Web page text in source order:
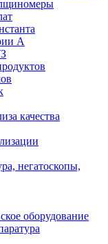
А
качества
негатоскопы,
оборудование